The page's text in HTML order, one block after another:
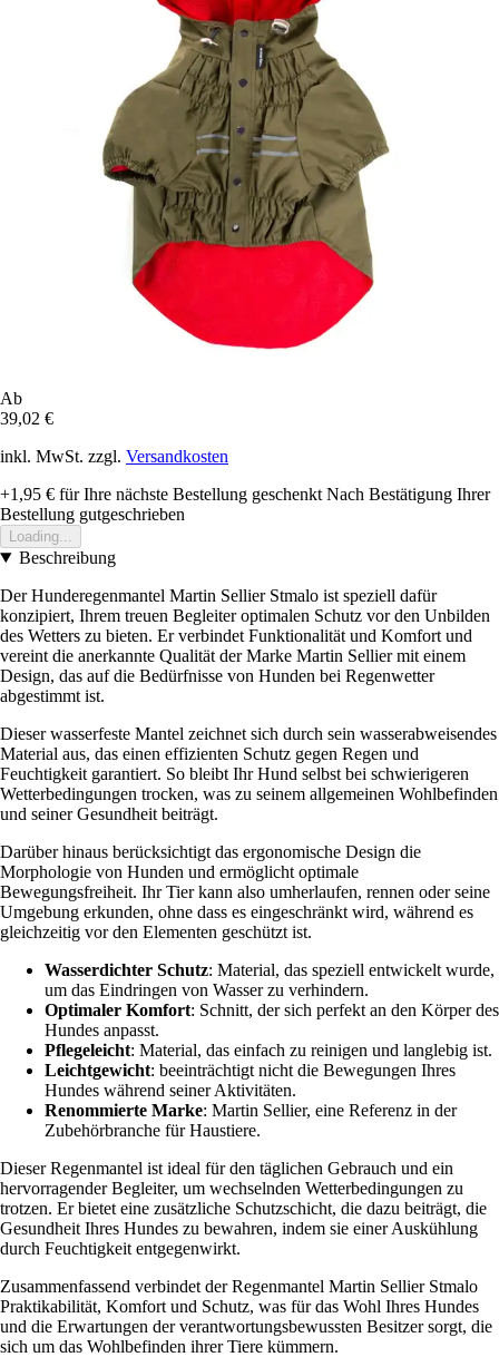
Ab
39,02 €
inkl. MwSt. zzgl. Versandkosten
+1,95 € für Ihre nächste Bestellung geschenkt Nach Bestätigung Ihrer
Bestellung gutgeschrieben
Loading...
Beschreibung
Der Hunderegenmantel Martin Sellier Stmalo ist speziell dafür
konzipiert, Ihrem treuen Begleiter optimalen Schutz vor den Unbilden
des Wetters zu bieten. Er verbindet Funktionalität und Komfort und
vereint die anerkannte Qualität der Marke Martin Sellier mit einem
Design, das auf die Bedürfnisse von Hunden bei Regenwetter
abgestimmt ist.
Dieser wasserfeste Mantel zeichnet sich durch sein wasserabweisendes
Material aus, das einen effizienten Schutz gegen Regen und
Feuchtigkeit garantiert. So bleibt Ihr Hund selbst bei schwierigeren
Wetterbedingungen trocken, was zu seinem allgemeinen Wohlbefinden
und seiner Gesundheit beiträgt.
Darüber hinaus berücksichtigt das ergonomische Design die
Morphologie von Hunden und ermöglicht optimale
Bewegungsfreiheit. Ihr Tier kann also umherlaufen, rennen oder seine
Umgebung erkunden, ohne dass es eingeschränkt wird, während es
gleichzeitig vor den Elementen geschützt ist.
Wasserdichter Schutz: Material, das speziell entwickelt wurde,
um das Eindringen von Wasser zu verhindern.
Optimaler Komfort: Schnitt, der sich perfekt an den Körper des
Hundes anpasst.
Pflegeleicht: Material, das einfach zu reinigen und langlebig ist.
Leichtgewicht: beeinträchtigt nicht die Bewegungen Ihres
Hundes während seiner Aktivitäten.
Renommierte Marke: Martin Sellier, eine Referenz in der
Zubehörbranche für Haustiere.
Dieser Regenmantel ist ideal für den täglichen Gebrauch und ein
hervorragender Begleiter, um wechselnden Wetterbedingungen zu
trotzen. Er bietet eine zusätzliche Schutzschicht, die dazu beiträgt, die
Gesundheit Ihres Hundes zu bewahren, indem sie einer Auskühlung
durch Feuchtigkeit entgegenwirkt.
Zusammenfassend verbindet der Regenmantel Martin Sellier Stmalo
Praktikabilität, Komfort und Schutz, was für das Wohl Ihres Hundes
und die Erwartungen der verantwortungsbewussten Besitzer sorgt, die
sich um das Wohlbefinden ihrer Tiere kümmern.